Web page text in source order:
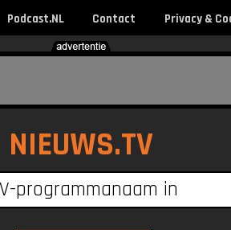
Podcast.NL Contact Privacy &
NIEUWS.TV